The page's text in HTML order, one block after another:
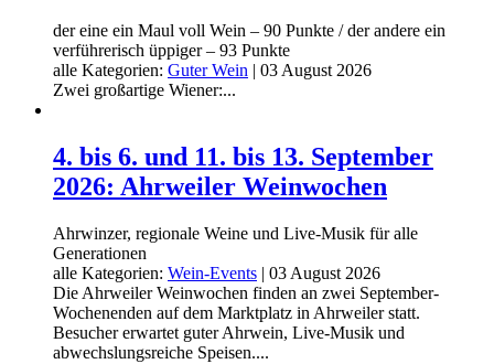
der eine ein Maul voll Wein – 90 Punkte / der andere ein
verführerisch üppiger – 93 Punkte
alle Kategorien: Guter Wein | 03 August 2026
Zwei großartige Wiener:...
4. bis 6. und 11. bis 13. September
2026: Ahrweiler Weinwochen
Ahrwinzer, regionale Weine und Live-Musik für alle
Generationen
alle Kategorien: Wein-Events | 03 August 2026
Die Ahrweiler Weinwochen finden an zwei September-
Wochenenden auf dem Marktplatz in Ahrweiler statt.
Besucher erwartet guter Ahrwein, Live-Musik und
abwechslungsreiche Speisen....